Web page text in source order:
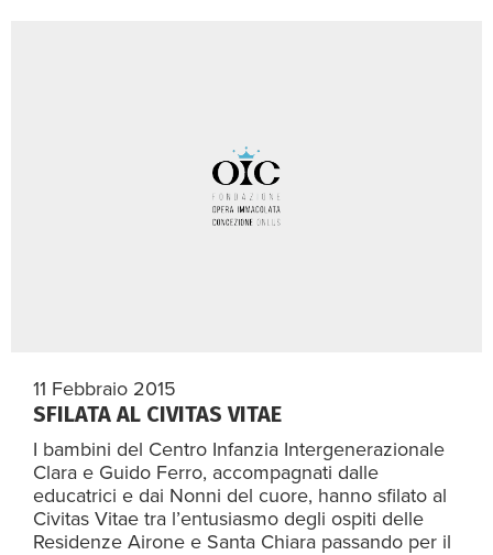
11 Febbraio 2015
SFILATA AL CIVITAS VITAE
I bambini del Centro Infanzia Intergenerazionale
Clara e Guido Ferro, accompagnati dalle
educatrici e dai Nonni del cuore, hanno sfilato al
Civitas Vitae tra l’entusiasmo degli ospiti delle
Residenze Airone e Santa Chiara passando per il